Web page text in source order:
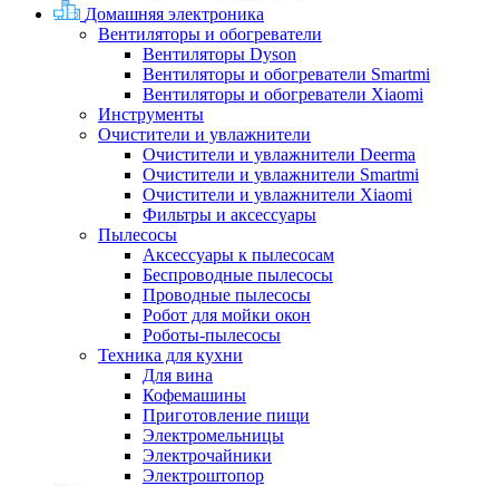
Домашняя электроника
Вентиляторы и обогреватели
Вентиляторы Dyson
Вентиляторы и обогреватели Smartmi
Вентиляторы и обогреватели Xiaomi
Инструменты
Очистители и увлажнители
Очистители и увлажнители Deerma
Очистители и увлажнители Smartmi
Очистители и увлажнители Xiaomi
Фильтры и аксессуары
Пылесосы
Аксессуары к пылесосам
Беспроводные пылесосы
Проводные пылесосы
Робот для мойки окон
Роботы-пылесосы
Техника для кухни
Для вина
Кофемашины
Приготовление пищи
Электромельницы
Электрочайники
Электроштопор